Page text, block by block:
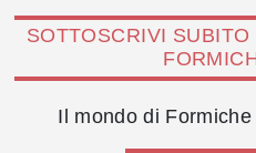
SOTTOSCRIVI
Il mondo di